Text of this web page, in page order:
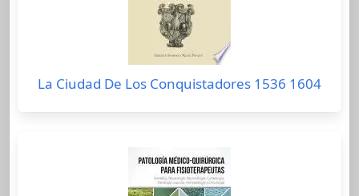
La Ciudad De Los Conquistadores 1536 1604